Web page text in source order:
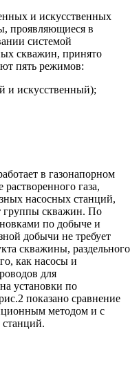
и искусственных
проявляющиеся в
системой
скважин, принято
пять режимов:
и искусственный);
в газонапорном
газа,
насосных станций,
группы скважин. По
по добыче и
добычи не требует
скважины, раздельного
как насосы и
для
установки по
показано сравнение
методом и с